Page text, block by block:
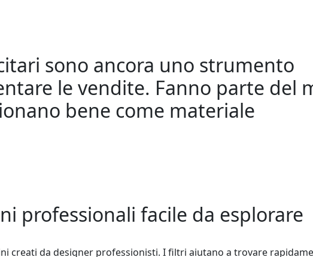
sono ancora uno strumento
le vendite. Fanno parte del
bene come materiale
professionali facile da esplorare
creati da designer professionisti. I filtri aiutano a trovare